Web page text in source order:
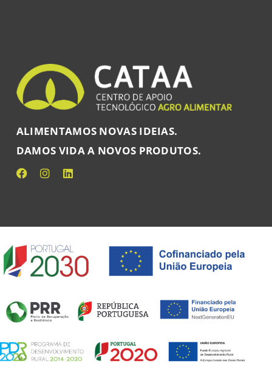
ALIMENTAMOS NOVAS IDEIAS.
DAMOS VIDA A NOVOS PRODUTOS.